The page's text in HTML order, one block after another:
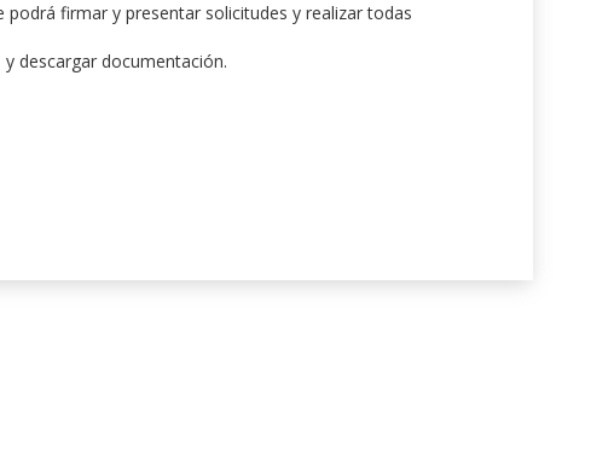
firmar y presentar solicitudes y realizar todas
descargar documentación.